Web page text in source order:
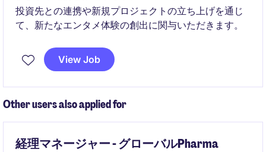
投資先との連携や新規プロジェクトの立ち上げを通じ
て、新たなエンタメ体験の創出に関与いただきます。
View Job
Other users also applied for
経理マネージャー - グローバルPharma